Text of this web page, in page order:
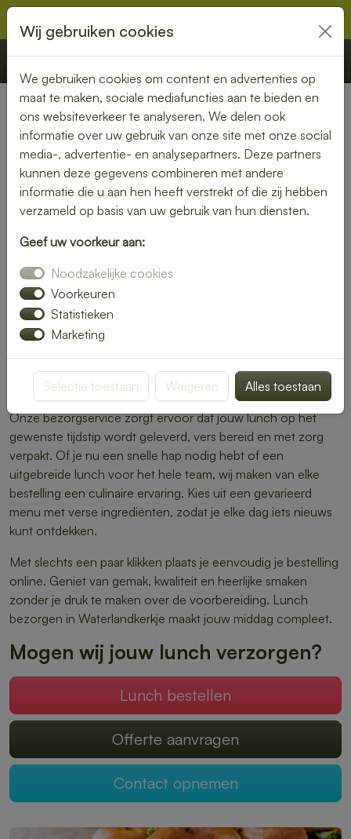
€ 0,00 Offerte Bestellen
Nederland» Waterlandkerkje
Lunch laten bezorgen in
Waterlandkerkje – vers, snel
en smaakvol
maken? Laat je lunch bezorgen in Waterlandkerkje en geniet
van verse, smaakvolle gerechten zonder gedoe. Of je nu op
kantoor bent, thuiswerkt of gewoon zin hebt in een
ontspannen middagpauze, een bezorgde lunch is altijd een
warme maaltijden – er is altijd iets dat perfect aansluit bij
jouw smaak.
Onze bezorgservice zorgt ervoor dat jouw lunch op het
gewenste tijdstip wordt geleverd, vers bereid en met zorg
verpakt. Of je nu een snelle hap nodig hebt of een
uitgebreide lunch voor het hele team, wij maken van elke
bestelling een culinaire ervaring. Kies uit een gevarieerd
menu met verse ingrediënten, zodat je elke dag iets nieuws
kunt ontdekken.
Met slechts een paar klikken plaats je eenvoudig je bestelling
online. Geniet van gemak, kwaliteit en heerlijke smaken
zonder je druk te maken over de voorbereiding. Lunch
bezorgen in Waterlandkerkje maakt jouw middag compleet.
Mogen wij jouw lunch verzorgen?
Lunch bestellen
Offerte aanvragen
Contact opnemen
Wij gebruiken cookies
We gebruiken cookies om content en advertenties op
maat te maken, sociale mediafuncties aan te bieden en
ons websiteverkeer te analyseren. We delen ook
informatie over uw gebruik van onze site met onze social
media-, advertentie- en analysepartners. Deze partners
kunnen deze gegevens combineren met andere
informatie die u aan hen heeft verstrekt of die zij hebben
verzameld op basis van uw gebruik van hun diensten.
Geef uw voorkeur aan:
Noodzakelijke cookies
Voorkeuren
Statistieken
Marketing
Selectie toestaan Weigeren Alles toestaan